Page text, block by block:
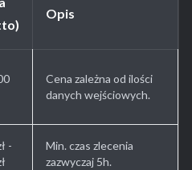
Opis
Cena zależna od ilości
danych wejściowych.
-
Min. czas zlecenia
zazwyczaj 5h.